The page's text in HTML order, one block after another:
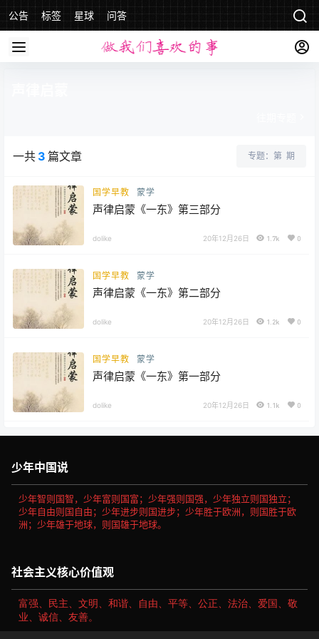
公告 标签 星球 问答
一共 3 篇文章 专题：第 期
国学早教 蒙学
声律启蒙《一东》第三部分
dolike 20年12月26日 1.7k 0
国学早教 蒙学
声律启蒙《一东》第二部分
dolike 20年12月26日 1.2k 0
国学早教 蒙学
声律启蒙《一东》第一部分
dolike 20年12月26日 1.1k 0
少年中国说
少年智则国智，少年富则国富；少年强则国强，少年独立则国独立；
少年自由则国自由；少年进步则国进步；少年胜于欧洲，则国胜于欧
洲；少年雄于地球，则国雄于地球。
社会主义核心价值观
富强、民主、文明、和谐、自由、平等、公正、法治、爱国、敬
业、诚信、友善。